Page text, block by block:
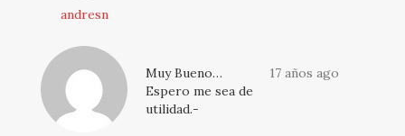
andresn
17 años ago
Muy Bueno…
Espero me sea de
utilidad.-